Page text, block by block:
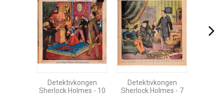
Detektivkongen
Sherlock Holmes - 10
Detektivkongen
Sherlock Holmes - 7